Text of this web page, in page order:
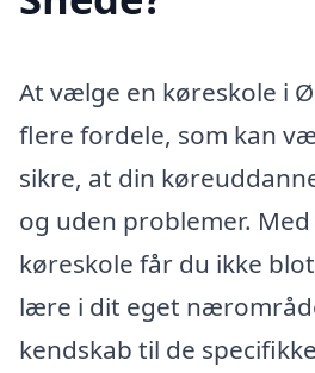
At vælge en køreskole i
flere fordele, som kan
sikre, at din
og uden problemer.
køreskole får du ikke
lære i dit eget
kendskab til de